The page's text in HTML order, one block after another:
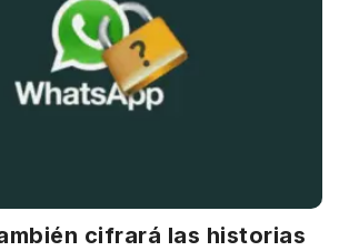
cifrará las historias